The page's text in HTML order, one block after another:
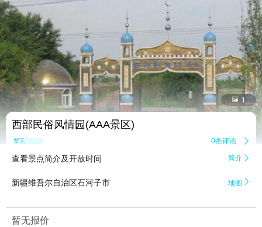
 1
西部民俗风情园(AAA景区)
暂无点评 0条评论 
查看景点简介及开放时间 简介 
新疆维吾尔自治区石河子市 地图 
暂无报价
